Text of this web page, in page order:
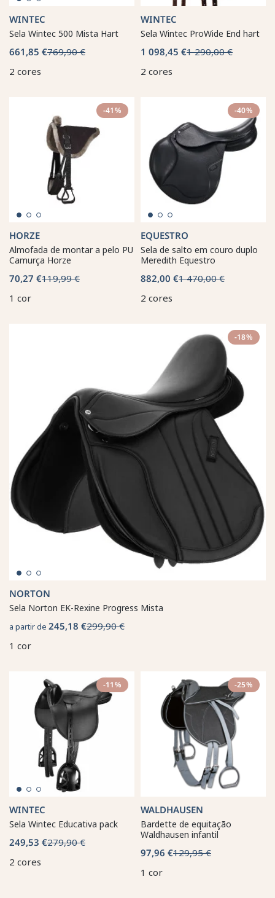
WINTEC
Sela Wintec 500 Mista Hart
661,85 €769,90 €
2 cores
WINTEC
Sela Wintec ProWide End hart
1 098,45 €1 290,00 €
2 cores
-41%
HORZE
Almofada de montar a pelo PU
Camurça Horze
70,27 €119,99 €
1 cor
-40%
EQUESTRO
Sela de salto em couro duplo
Meredith Equestro
882,00 €1 470,00 €
2 cores
-18%
NORTON
Sela Norton EK-Rexine Progress Mista
a partir de 245,18 €299,90 €
1 cor
-11%
WINTEC
Sela Wintec Educativa pack
249,53 €279,90 €
2 cores
-25%
WALDHAUSEN
Bardette de equitação
Waldhausen infantil
97,96 €129,95 €
1 cor